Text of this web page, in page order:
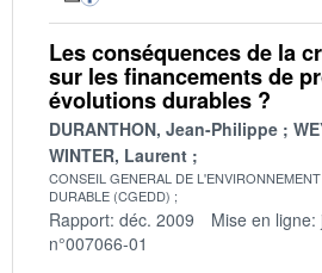
Les conséquences de la
sur les financements de
évolutions durables ?
DURANTHON, Jean-Philippe
WINTER, Laurent
CONSEIL GENERAL DE
DURABLE (CGEDD)
Rapport: déc. 2009 Mise en ligne:
n°007066-01